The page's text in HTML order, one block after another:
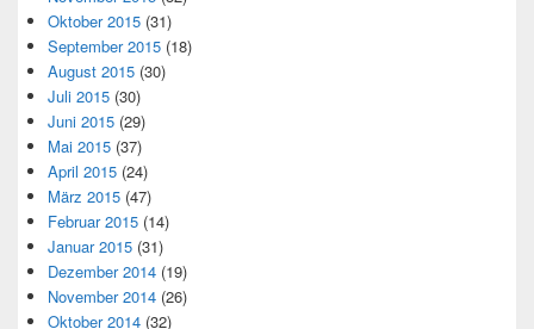
Oktober 2015 (31)
September 2015 (18)
August 2015 (30)
Juli 2015 (30)
Juni 2015 (29)
Mai 2015 (37)
April 2015 (24)
März 2015 (47)
Februar 2015 (14)
Januar 2015 (31)
Dezember 2014 (19)
November 2014 (26)
Oktober 2014 (32)